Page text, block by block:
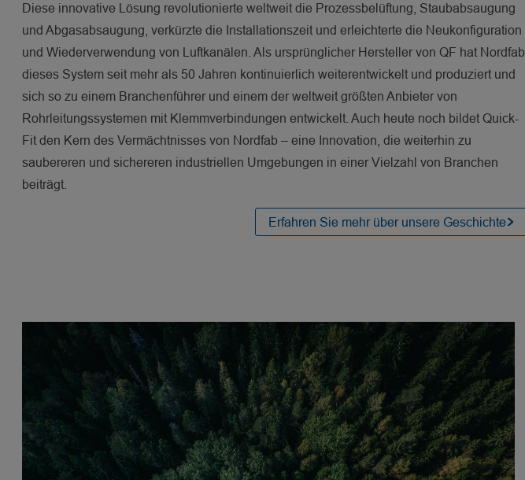
Diese innovative Lösung revolutionierte weltweit die Prozessbelüftung, Staubabsaugung
und Abgasabsaugung, verkürzte die Installationszeit und erleichterte die Neukonfiguration
und Wiederverwendung von Luftkanälen. Als ursprünglicher Hersteller von QF hat Nordfab
dieses System seit mehr als 50 Jahren kontinuierlich weiterentwickelt und produziert und
sich so zu einem Branchenführer und einem der weltweit größten Anbieter von
Rohrleitungssystemen mit Klemmverbindungen entwickelt. Auch heute noch bildet Quick-
Fit den Kern des Vermächtnisses von Nordfab – eine Innovation, die weiterhin zu
saubereren und sichereren industriellen Umgebungen in einer Vielzahl von Branchen
beiträgt.
Erfahren Sie mehr über unsere Geschichte